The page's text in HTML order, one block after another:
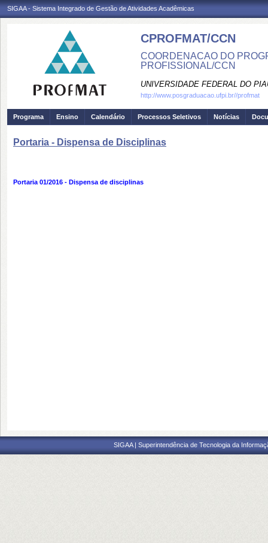
SIGAA - Sistema Integrado de Gestão de Atividades Acadêmicas
CPROFMAT/CCN
COORDENACAO DO
PROFISSIONAL/CCN
UNIVERSIDADE FEDERAL DO
http://www.posgraduacao.ufpi.br//profmat
Programa Ensino Calendário Processos Seletivos Notícias
Portaria - Dispensa de Disciplinas
Portaria 01/2016 - Dispensa de disciplinas
SIGAA | Superintendência de Tecnologia da